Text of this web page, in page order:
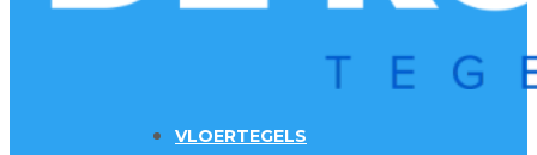
VLOERTEGELS